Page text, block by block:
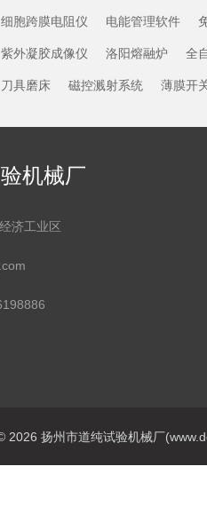
细胞跨膜电阻仪 电能管理软件
紫外凝胶成像仪 洛阳熔融炉 全
刀具磨床 磁控溅射系统 薄膜开
机械厂
济工业区
2026 扬州市道纯试验机械厂